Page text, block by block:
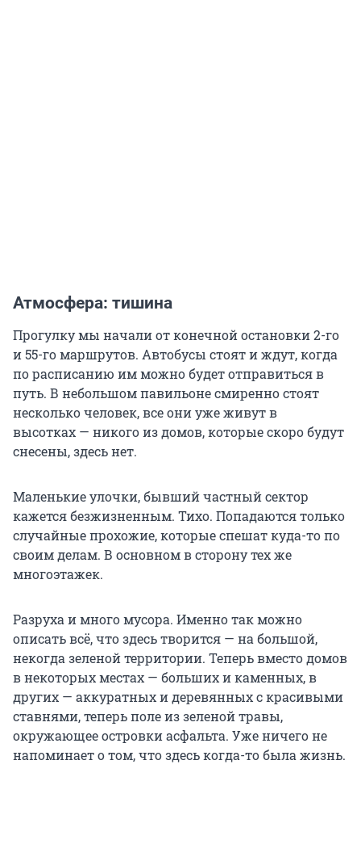
Атмосфера: тишина
Прогулку мы начали от конечной остановки 2-го
и 55-го маршрутов. Автобусы стоят и ждут, когда
по расписанию им можно будет отправиться в
путь. В небольшом павильоне смиренно стоят
несколько человек, все они уже живут в
высотках — никого из домов, которые скоро будут
снесены, здесь нет.
Маленькие улочки, бывший частный сектор
кажется безжизненным. Тихо. Попадаются только
случайные прохожие, которые спешат куда-то по
своим делам. В основном в сторону тех же
многоэтажек.
Разруха и много мусора. Именно так можно
описать всё, что здесь творится — на большой,
некогда зеленой территории. Теперь вместо домов
в некоторых местах — больших и каменных, в
других — аккуратных и деревянных с красивыми
ставнями, теперь поле из зеленой травы,
окружающее островки асфальта. Уже ничего не
напоминает о том, что здесь когда-то была жизнь.